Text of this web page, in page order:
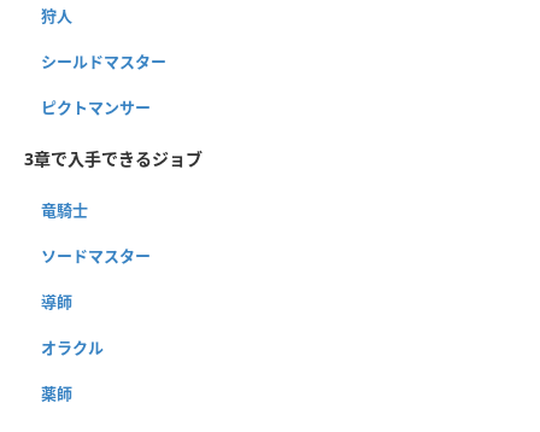
狩人
シールドマスター
ピクトマンサー
3章で入手できるジョブ
竜騎士
ソードマスター
導師
オラクル
薬師